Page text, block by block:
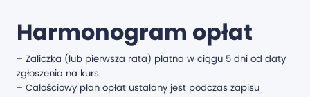
Harmonogram opłat
– Zaliczka (lub pierwsza rata) płatna w ciągu 5 dni od daty
zgłoszenia na kurs.
– Całościowy plan opłat ustalany jest podczas zapisu